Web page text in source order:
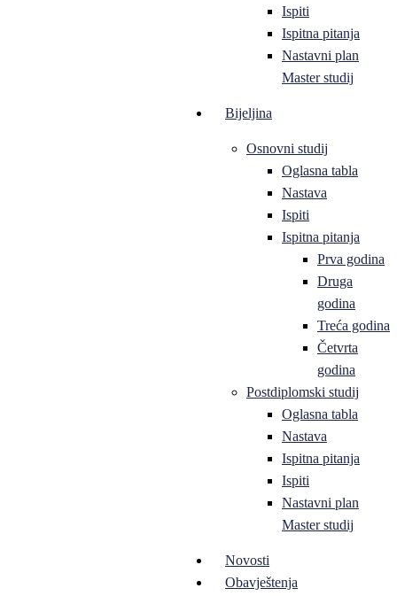
Ispiti
Ispitna pitanja
Nastavni plan
Master studij
Bijeljina
Osnovni studij
Oglasna tabla
Nastava
Ispiti
Ispitna pitanja
Prva godina
Druga
godina
Treća godina
Četvrta
godina
Postdiplomski studij
Oglasna tabla
Nastava
Ispitna pitanja
Ispiti
Nastavni plan
Master studij
Novosti
Obavještenja